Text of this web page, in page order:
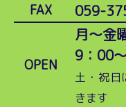
FAX 059-
OPEN
月～金
9：00
土・祝日
きます